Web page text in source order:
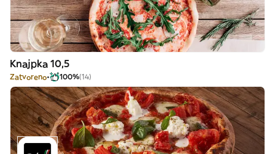
Knajpka 10,5
Zatvoreno 100%(14)